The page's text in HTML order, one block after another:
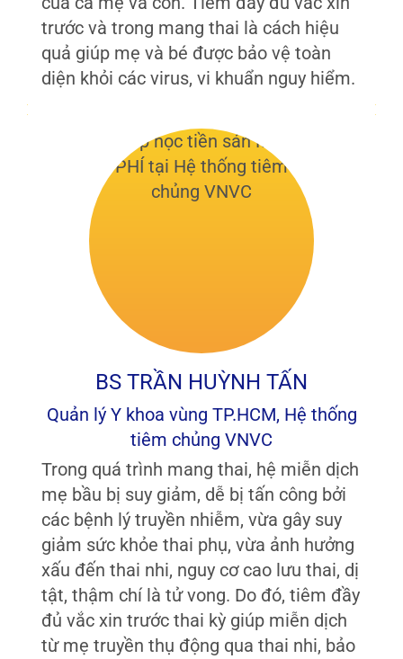
trước và trong mang thai là cách hiệu
quả giúp mẹ và bé được bảo vệ toàn
diện khỏi các virus, vi khuẩn nguy hiểm.
BS TRẦN HUỲNH TẤN
Quản lý Y khoa vùng TP.HCM, Hệ thống
tiêm chủng VNVC
Trong quá trình mang thai, hệ miễn dịch
mẹ bầu bị suy giảm, dễ bị tấn công bởi
các bệnh lý truyền nhiễm, vừa gây suy
giảm sức khỏe thai phụ, vừa ảnh hưởng
xấu đến thai nhi, nguy cơ cao lưu thai, dị
tật, thậm chí là tử vong. Do đó, tiêm đầy
đủ vắc xin trước thai kỳ giúp miễn dịch
từ mẹ truyền thụ động qua thai nhi, bảo